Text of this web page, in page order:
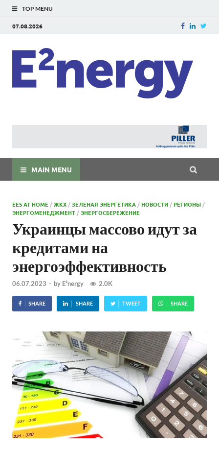
TOP MENU
07.08.2026
MAIN MENU
EES AT HOME /ЖКХ /ЗЕЛЕНАЯ ЭНЕРГЕТИКА /НОВОСТИ /РЕГИОНЫ /
ЭНЕРГОМЕНЕДЖМЕНТ /ЭНЕРГОСБЕРЕЖЕНИЕ
Украинцы массово идут за
кредитами на
энергоэффективность
06.07.2023 - by E²nergy 2.0K
SHARE SHARE TWEET SHARE